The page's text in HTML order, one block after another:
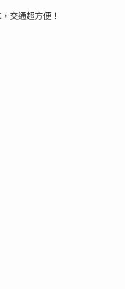
，交通超方便！